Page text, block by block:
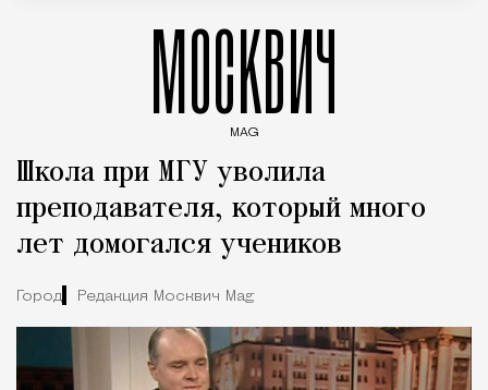
МОСКВИЧ
MAG
Школа при МГУ уволила
преподавателя, который много
лет домогался учеников
Город Редакция Москвич Mag